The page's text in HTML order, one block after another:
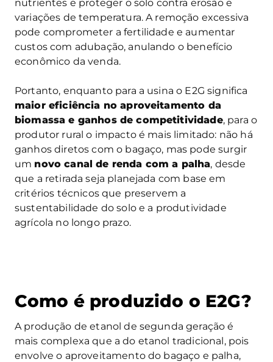
nutrientes e proteger o solo contra erosão e
variações de temperatura. A remoção excessiva
pode comprometer a fertilidade e aumentar
custos com adubação, anulando o benefício
econômico da venda.
Portanto, enquanto para a usina o E2G significa
maior eficiência no aproveitamento da
biomassa e ganhos de competitividade, para o
produtor rural o impacto é mais limitado: não há
ganhos diretos com o bagaço, mas pode surgir
um novo canal de renda com a palha, desde
que a retirada seja planejada com base em
critérios técnicos que preservem a
sustentabilidade do solo e a produtividade
agrícola no longo prazo.
Como é produzido o E2G?
A produção de etanol de segunda geração é
mais complexa que a do etanol tradicional, pois
envolve o aproveitamento do bagaço e palha,